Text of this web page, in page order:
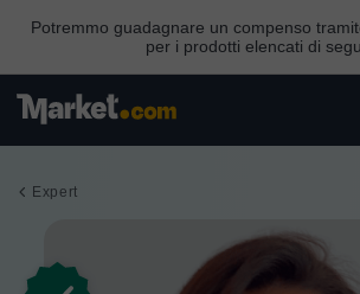
Potremmo guadagnare un compenso
per i prodotti elencati di
Expert